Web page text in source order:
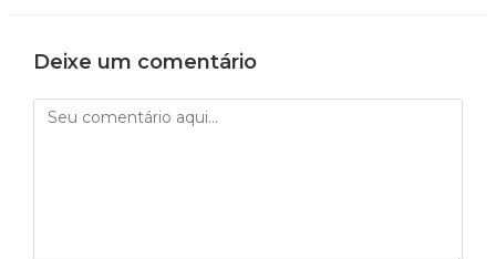
Deixe um comentário